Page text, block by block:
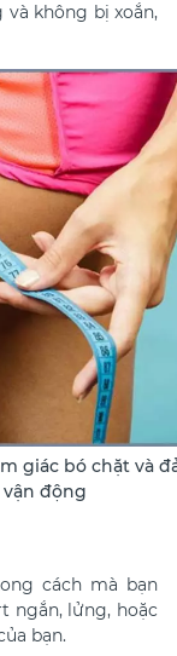
không bị xoắn,
giác bó chặt và
động
cách mà bạn
ngắn, lửng, hoặc
bạn.